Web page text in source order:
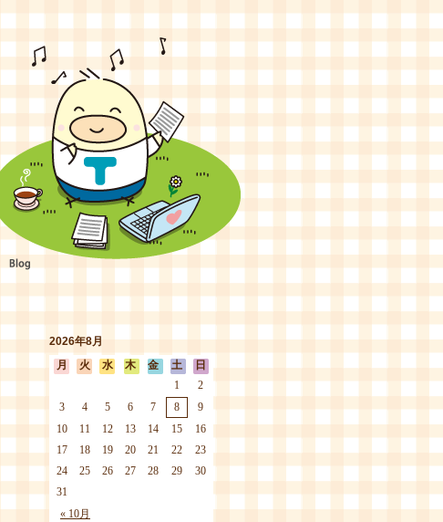
2026年8月
月
火 水 木 金 土 日
« 10月
1
2
3
4 5 6 7 8
9
10
11 12 13 14 15
16
17
18 19 20 21 22
23
24
25 26 27 28 29
30
31